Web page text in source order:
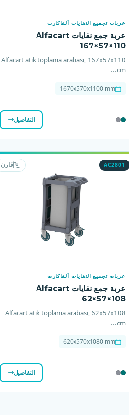
عربات تجميع النفايات ألفاكارت
عربة جمع نفايات Alfacart
167×57×110
Alfacart atık toplama arabası, 167x57x110
cm...
1670x570x1100 mm
التفاصيل
AC2801 قارن
عربات تجميع النفايات ألفاكارت
عربة جمع نفايات Alfacart
62×57×108
Alfacart atık toplama arabası, 62x57x108
cm...
620x570x1080 mm
التفاصيل